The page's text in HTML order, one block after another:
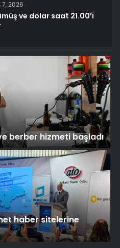
7, 2026
ve dolar saat 21.00’i
berber hizmeti başladı
haber sitelerine